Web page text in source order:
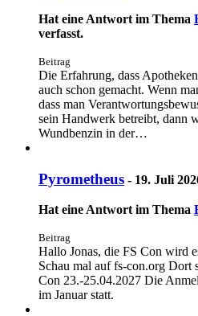
Hat eine Antwort im Thema
verfasst.
Beitrag
Die Erfahrung, dass
auch schon gemacht. Wenn
dass man
sein Handwerk betreibt, dann
Wundbenzin in der…
Pyrometheus - 19. Juli
Hat eine Antwort im Thema
Beitrag
Hallo Jonas, die FS Con wird
Schau mal auf fs-con.org Dort
Con 23.-25.04.2027 Die
im Januar statt.